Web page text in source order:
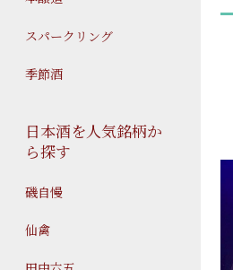
スパークリング
季節酒
日本酒を人気銘柄か
ら探す
磯自慢
仙禽